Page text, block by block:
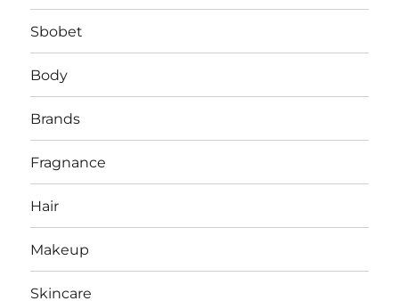
Sbobet
Body
Brands
Fragnance
Hair
Makeup
Skincare